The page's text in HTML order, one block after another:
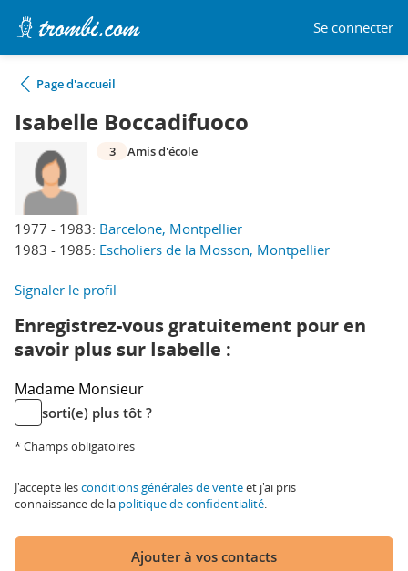
Se connecter
Page d'accueil
Isabelle Boccadifuoco
1977 - 1983: Barcelone, Montpellier
1983 - 1985: Escholiers de la Mosson, Montpellier
3 Amis d'école
Signaler le profil
Enregistrez-vous gratuitement pour en
savoir plus sur Isabelle :
Madame Monsieur
sorti(e) plus tôt ?
* Champs obligatoires
J'accepte lesconditions générales de venteet j'ai pris
connaissance de la politique de confidentialité.
Ajouter à vos contacts